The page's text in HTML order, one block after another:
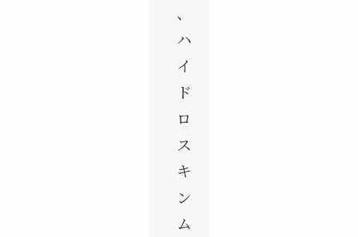
、
ハ
イ
ド
ロ
ス
キ
ン
ム